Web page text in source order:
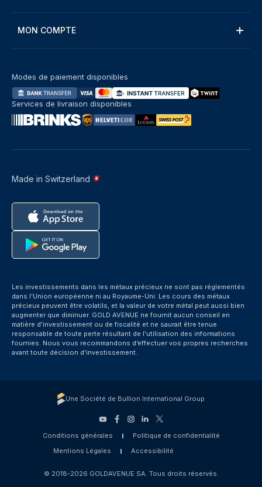
MON COMPTE
Made in Switzerland
Modes de paiement disponibles
Services de livraison disponibles
Les investissements dans les métaux précieux ne sont pas réglementés
dans l’Union européenne ni au Royaume-Uni. Les cours des métaux
précieux peuvent être volatils, et la valeur de votre métal peut aussi bien
augmenter que diminuer. GOLD AVENUE ne fournit aucun conseil en
matière d’investissement ou de fiscalité et ne saurait être tenue
responsable de toute perte résultant de l’utilisation des informations
fournies. Nous vous recommandons d’effectuer vos propres recherches
avant toute décision d’investissement.
Une Société de Bullion International Group
Conditions générales
Politique de confidentialité
Mentions Légales
Accessibilité
© 2018-2026 GOLDAVENUE SA. Tous droits réservés.